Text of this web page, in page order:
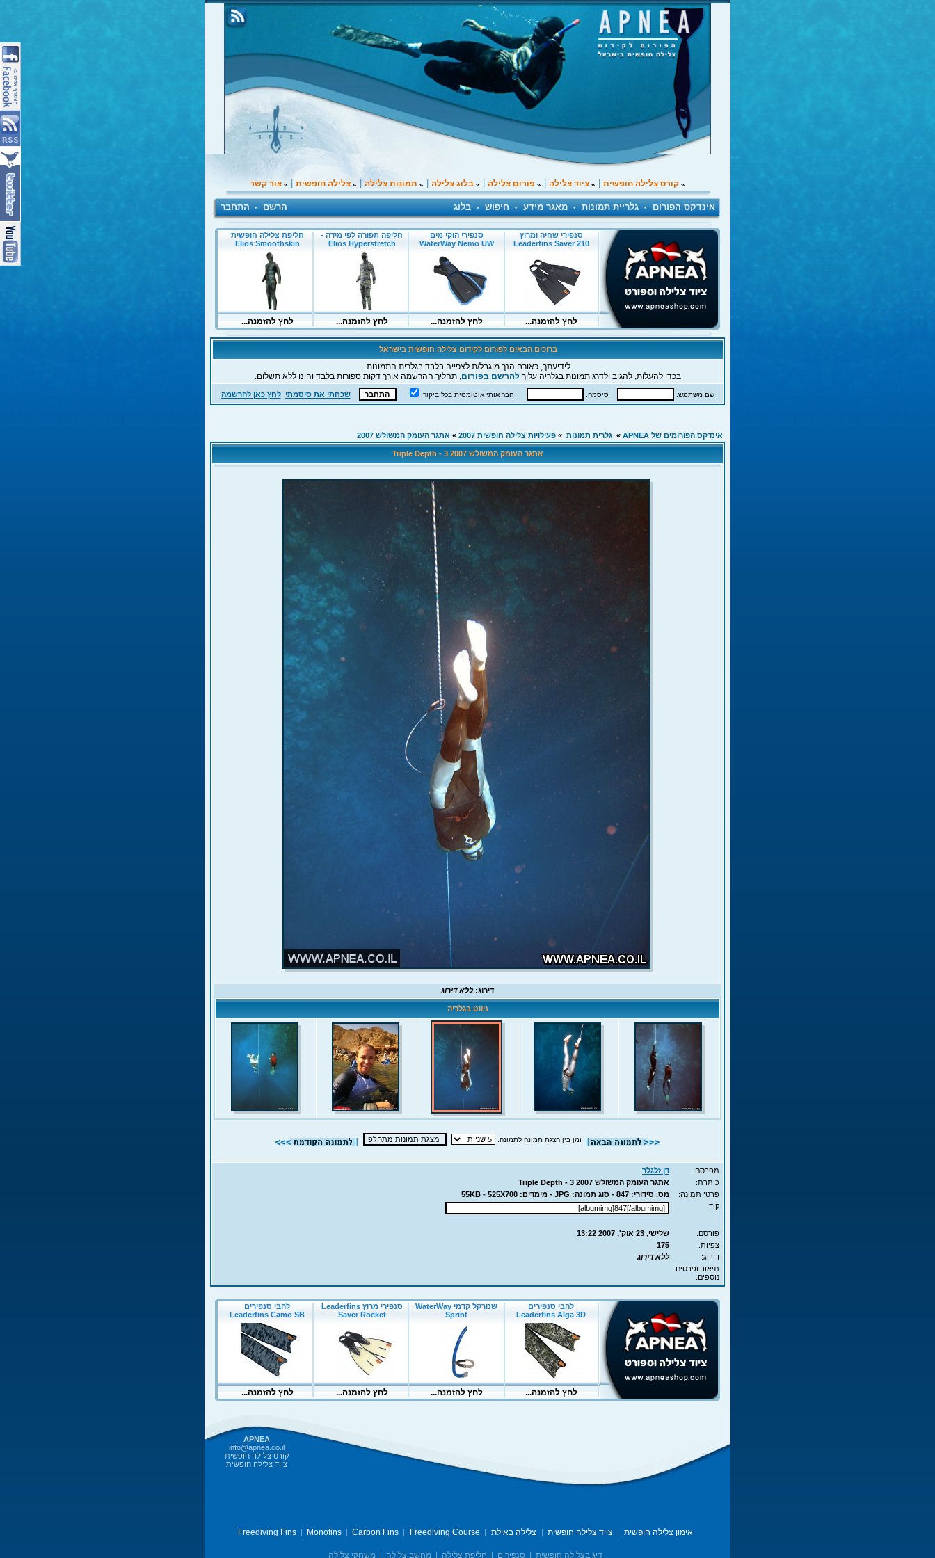
» קורס צלילה חופשית |
» ציוד צלילה |
» פורום צלילה |
» בלוג צלילה |
» תמונות צלילה |
» צלילה חופשית |
» צור קשר
אינדקס הפורום • גלריית תמונות • מאגר מידע • חיפוש • בלוג הרשם • התחבר
ברוכים הבאים לפורום לקידום צלילה חופשית בישראל
לידיעתך, כאורח הנך מוגבל/ת לצפייה בלבד בגלרית התמונות.
בכדי להעלות, להגיב ולדרג תמונות בגלריה עליךלהרשם בפורום, תהליך ההרשמה אורך דקות ספורות בלבד והינו ללא תשלום.
שם משתמש: סיסמה: חבר אותי אוטומטית בכל ביקור שכחתי את סיסמתי לחץ כאן להרשמה
אינדקס הפורומים של APNEA » גלרית תמונות » פעילויות צלילה חופשית 2007 » אתגר העומק המשולש 2007
אתגר העומק המשולש 2007 Triple Depth - 3
דירוג:ללא דירוג
ניווט בגלריה
זמן בין הצגת תמונה לתמונה:
מפרסם:
דן זלגלר
כותרת:
אתגר העומק המשולש 2007 Triple Depth - 3
פרטי תמונה:
מס. סידורי: 847 - סוג תמונה: JPG - מימדים: 55KB - 525X700
קוד:
פורסם:
שלישי, 23 אוק', 2007 13:22
צפיות:
175
דירוג:
ללא דירוג
תיאור ופרטים
נוספים:
APNEA
info@apnea.co.il
קורס צלילה חופשית
ציוד צלילה חופשית
אימון צלילה חופשית | ציוד צלילה חופשית | צלילה באילת |
Freediving Fins| Monofins| Carbon Fins| Freediving Course
דיג בצלילה חופשית סנפירים חליפת צלילה מחשב צלילה משחקי צלילה